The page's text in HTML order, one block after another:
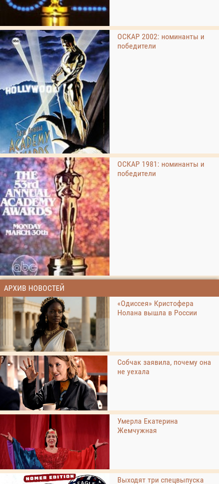
ОСКАР 2002: номинанты и
победители
ОСКАР 1981: номинанты и
победители
АРХИВ НОВОСТЕЙ
«Одиссея» Кристофера
Нолана вышла в России
Собчак заявила, почему она
не уехала
Умерла Екатерина
Жемчужная
Выходят три спецвыпуска